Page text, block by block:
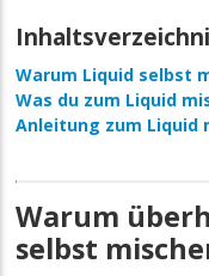
Warum Liquid selbst
Was du zum Liquid
Anleitung zum Liquid
Warum
selbst